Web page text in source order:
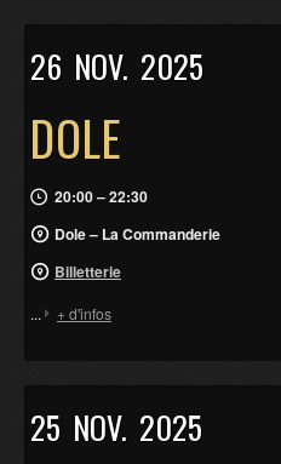
26 NOV. 2025
DOLE
20:00 – 22:30
Dole – La Commanderie
Billetterie
... + d'infos
25 NOV. 2025